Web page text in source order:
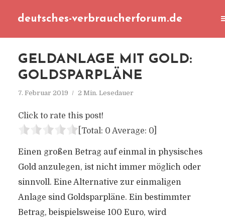
deutsches-verbraucherforum.de
GELDANLAGE MIT GOLD:
GOLDSPARPLÄNE
7. Februar 2019 2 Min. Lesedauer
Click to rate this post!
[Total: 0 Average: 0]
Einen großen Betrag auf einmal in physisches
Gold anzulegen, ist nicht immer möglich oder
sinnvoll. Eine Alternative zur einmaligen
Anlage sind Goldsparpläne. Ein bestimmter
Betrag, beispielsweise 100 Euro, wird